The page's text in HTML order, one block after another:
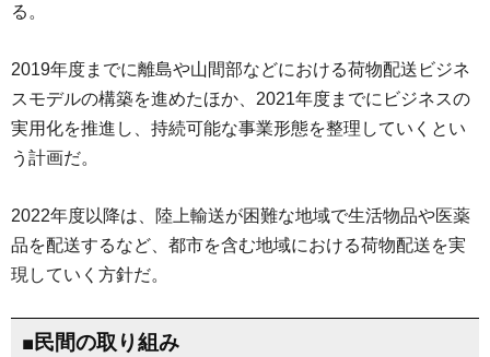
る。
2019年度までに離島や山間部などにおける荷物配送ビジネ
スモデルの構築を進めたほか、2021年度までにビジネスの
実用化を推進し、持続可能な事業形態を整理していくとい
う計画だ。
2022年度以降は、陸上輸送が困難な地域で生活物品や医薬
品を配送するなど、都市を含む地域における荷物配送を実
現していく方針だ。
■民間の取り組み